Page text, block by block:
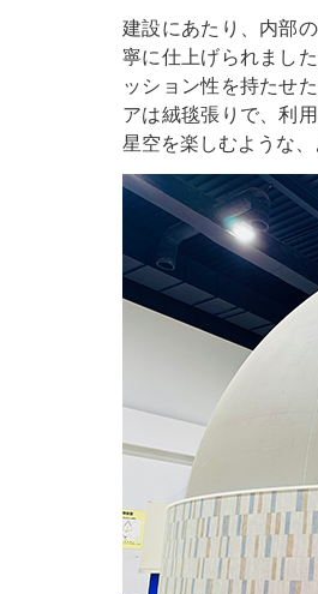
建設にあたり、内部
寧に仕上げられまし
ッション性を持たせ
アは絨毯張りで、利
星空を楽しむような